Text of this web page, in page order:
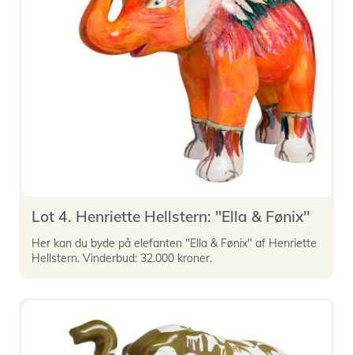
Lot 4. Henriette Hellstern: "Ella & Fønix"
Her kan du byde på elefanten "Ella & Fønix" af Henriette
Hellstern. Vinderbud: 32.000 kroner.